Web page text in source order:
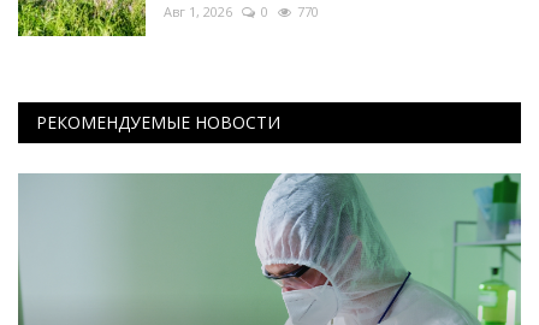
Авг 1, 2026 0 770
РЕКОМЕНДУЕМЫЕ НОВОСТИ